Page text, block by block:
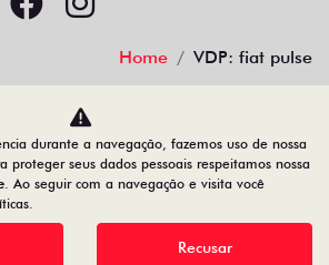
Home VDP: fiat pulse
Seu bem maior é a vida.
DE VEICULOS LTDA
durante a navegação, fazemos uso de nossa
proteger seus dados pessoais respeitamos nossa
. Ao seguir com a navegação e visita você
Recusar